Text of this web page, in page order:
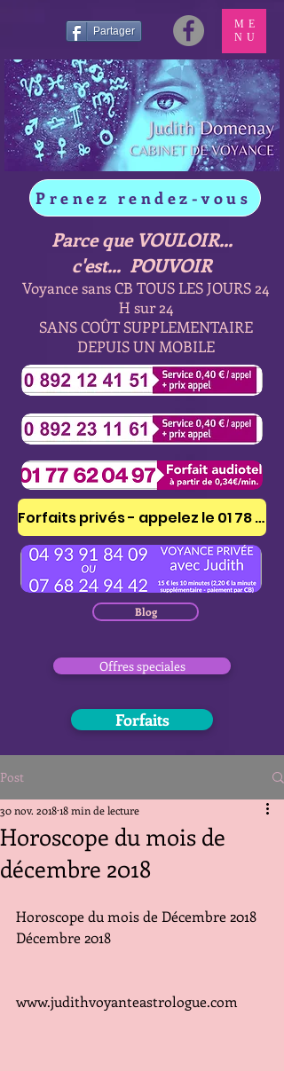
Partager
Prenez rendez-vous
Parce que VOULOIR...
c'est... POUVOIR
Voyance sans CB TOUS LES JOURS 24
H sur 24
SANS COÛT SUPPLEMENTAIRE
DEPUIS UN MOBILE
Blog
Offres speciales
ME
NU
Forfaits
Forfaits privés - appelez le 01 78 41 53 51
Post
Horoscope du mois de
décembre 2018
30 nov. 201818 min de lecture
Horoscope du mois de Décembre 2018
Décembre 2018
www.judithvoyanteastrologue.com